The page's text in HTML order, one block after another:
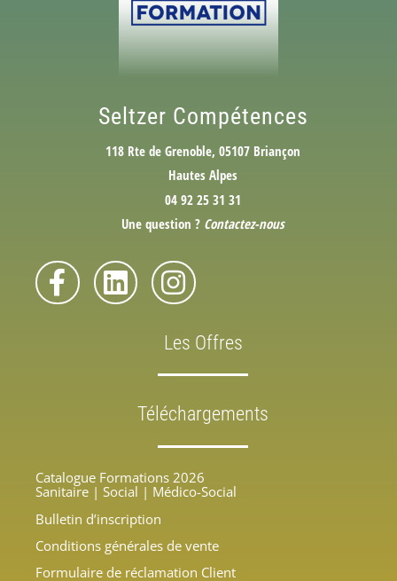
Seltzer Compétences
118 Rte de Grenoble, 05107 Briançon
Hautes Alpes
04 92 25 31 31
Une question ? Contactez-nous
Les Offres
Téléchargements
Catalogue Formations 2026
Sanitaire | Social | Médico-Social
Bulletin d’inscription
Conditions générales de vente
Formulaire de réclamation Client